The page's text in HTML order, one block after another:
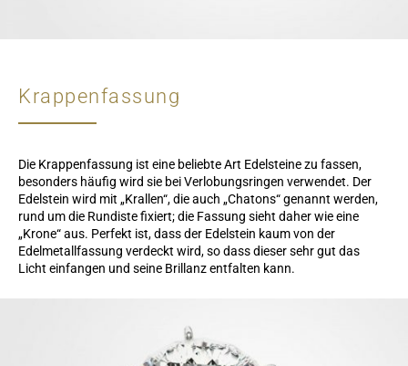
Krappenfassung
Die Krappenfassung ist eine beliebte Art Edelsteine zu fassen,
besonders häufig wird sie bei Verlobungsringen verwendet. Der
Edelstein wird mit „Krallen“, die auch „Chatons“ genannt werden,
rund um die Rundiste fixiert; die Fassung sieht daher wie eine
„Krone“ aus. Perfekt ist, dass der Edelstein kaum von der
Edelmetallfassung verdeckt wird, so dass dieser sehr gut das
Licht einfangen und seine Brillanz entfalten kann.